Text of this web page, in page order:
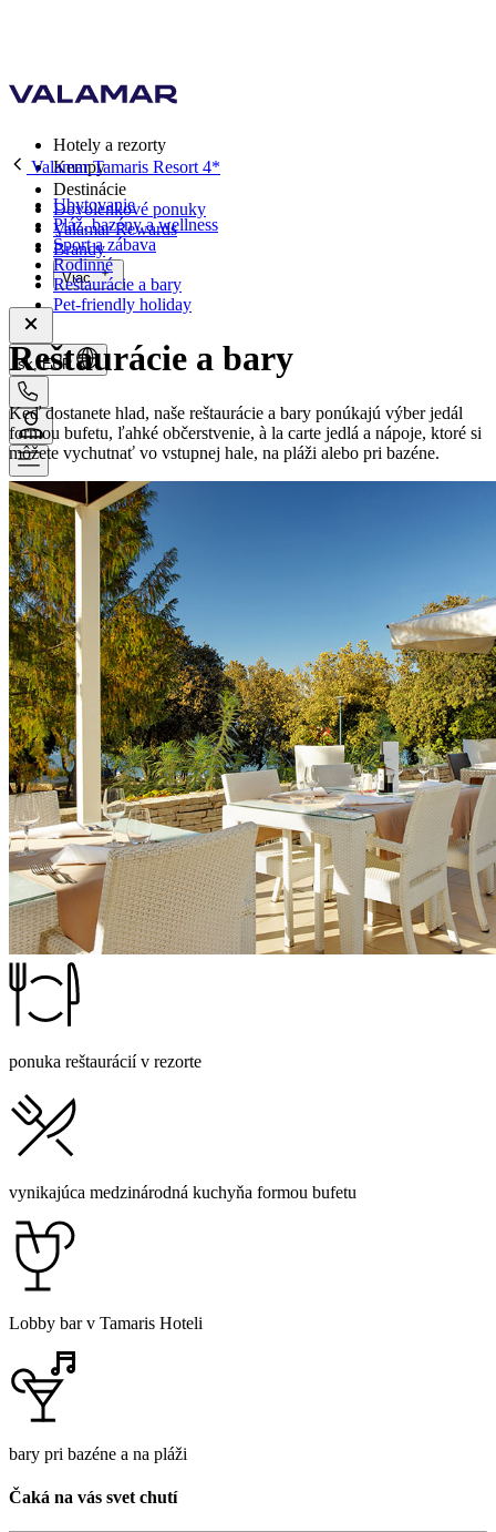
Hotely a rezorty
Kempy
Destinácie
Dovolenkové ponuky
Valamar Rewards
Brandy
Viac
sk, EUR
Valamar Tamaris Resort 4*
Ubytovanie
Pláž, bazény a wellness
Šport a zábava
Rodinné
Reštaurácie a bary
Pet-friendly holiday
Reštaurácie a bary
Keď dostanete hlad, naše reštaurácie a bary ponúkajú výber jedál
formou bufetu, ľahké občerstvenie, à la carte jedlá a nápoje, ktoré si
môžete vychutnať vo vstupnej hale, na pláži alebo pri bazéne.
ponuka reštaurácií v rezorte
vynikajúca medzinárodná kuchyňa formou bufetu
Lobby bar v Tamaris Hoteli
bary pri bazéne a na pláži
Čaká na vás svet chutí